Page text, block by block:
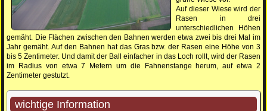
Auf dieser Wiese wird der
Rasen in drei
unterschiedlichen Höhen
gemäht. Die Flächen zwischen den Bahnen werden etwa zwei bis drei Mal im
Jahr gemäht. Auf den Bahnen hat das Gras bzw. der Rasen eine Höhe von 3
bis 5 Zentimeter. Und damit der Ball einfacher in das Loch rollt, wird der Rasen
im Radius von etwa 7 Metern um die Fahnenstange herum, auf etwa 2
Zentimeter gestutzt.
wichtige Information